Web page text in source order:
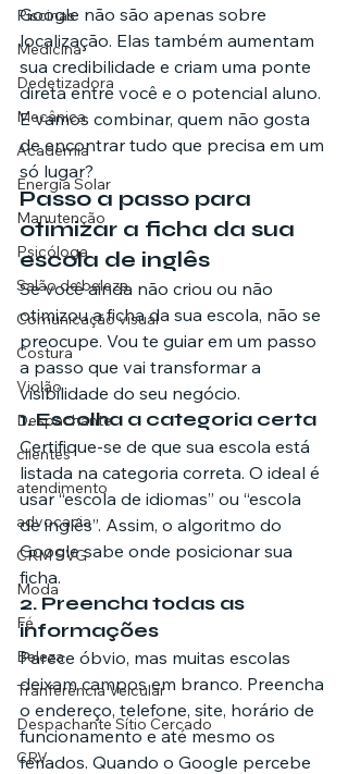
Piscinas
Medicina
Dedetizadora
Mecânica
Academia
Energia Solar
Manutenção
Psicóloga
Salão de beleza
Comunicação visual
Costura
Violão
Despachante
clientes
atendimento
advocacia
CRM SVG
Moda
Fé
Beleza
Tranferência Veicular
Despachante Sítio Cercado
CRV
Google não são apenas sobre
localização. Elas também aumentam
sua credibilidade e criam uma ponte
direta entre você e o potencial aluno.
E vamos combinar, quem não gosta
de encontrar tudo que precisa em um
só lugar?
Passo a passo para
otimizar a ficha da sua
escola de inglês
Se você ainda não criou ou não
otimizou a ficha da sua escola, não se
preocupe. Vou te guiar em um passo
a passo que vai transformar a
visibilidade do seu negócio.
1. Escolha a categoria certa
Certifique-se de que sua escola está
listada na categoria correta. O ideal é
usar “escola de idiomas” ou “escola
de inglês”. Assim, o algoritmo do
Google sabe onde posicionar sua
ficha.
2. Preencha todas as
informações
Parece óbvio, mas muitas escolas
deixam campos em branco. Preencha
o endereço, telefone, site, horário de
funcionamento e até mesmo os
feriados. Quando o Google percebe